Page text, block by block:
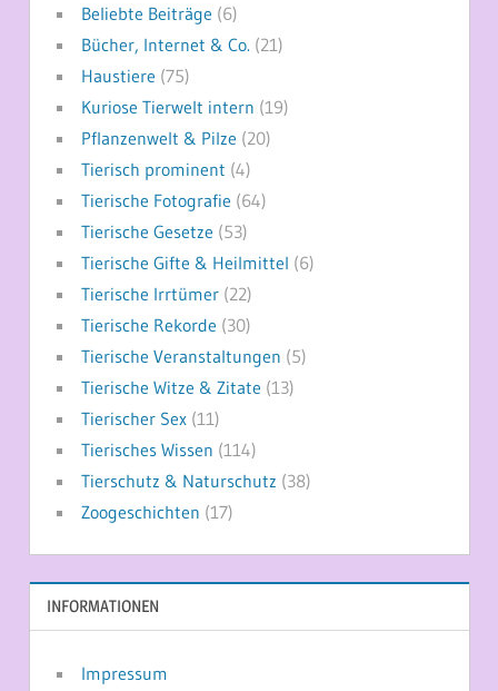
Beliebte Beiträge (6)
Bücher, Internet & Co. (21)
Haustiere (75)
Kuriose Tierwelt intern (19)
Pflanzenwelt & Pilze (20)
Tierisch prominent (4)
Tierische Fotografie (64)
Tierische Gesetze (53)
Tierische Gifte & Heilmittel (6)
Tierische Irrtümer(22)
Tierische Rekorde (30)
Tierische Veranstaltungen (5)
Tierische Witze & Zitate (13)
Tierischer Sex(11)
Tierisches Wissen (114)
Tierschutz & Naturschutz (38)
Zoogeschichten (17)
INFORMATIONEN
Impressum